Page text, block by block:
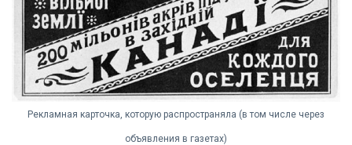
Рекламная карточка, которую распространяла (в том числе через
объявления в газетах)